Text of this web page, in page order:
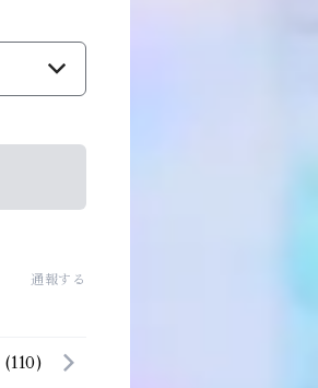
通報する
(110)